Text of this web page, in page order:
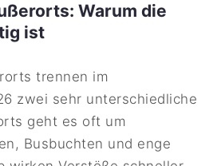
Warum die
ist
trennen im
zwei sehr unterschiedliche
geht es oft um
Busbuchten und enge